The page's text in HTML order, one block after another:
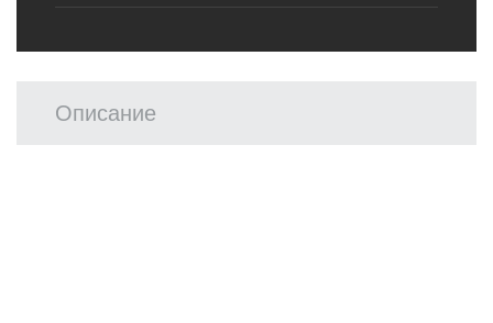
Описание